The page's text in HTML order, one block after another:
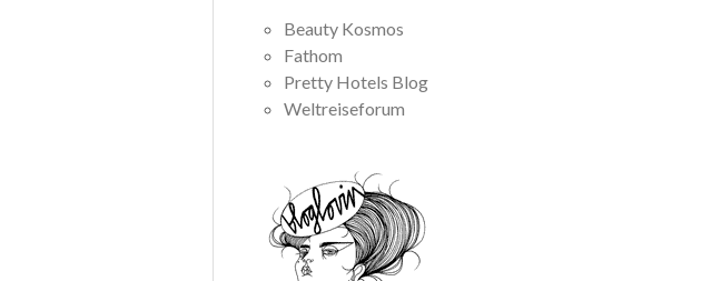
Beauty Kosmos
Fathom
Pretty Hotels Blog
Weltreiseforum